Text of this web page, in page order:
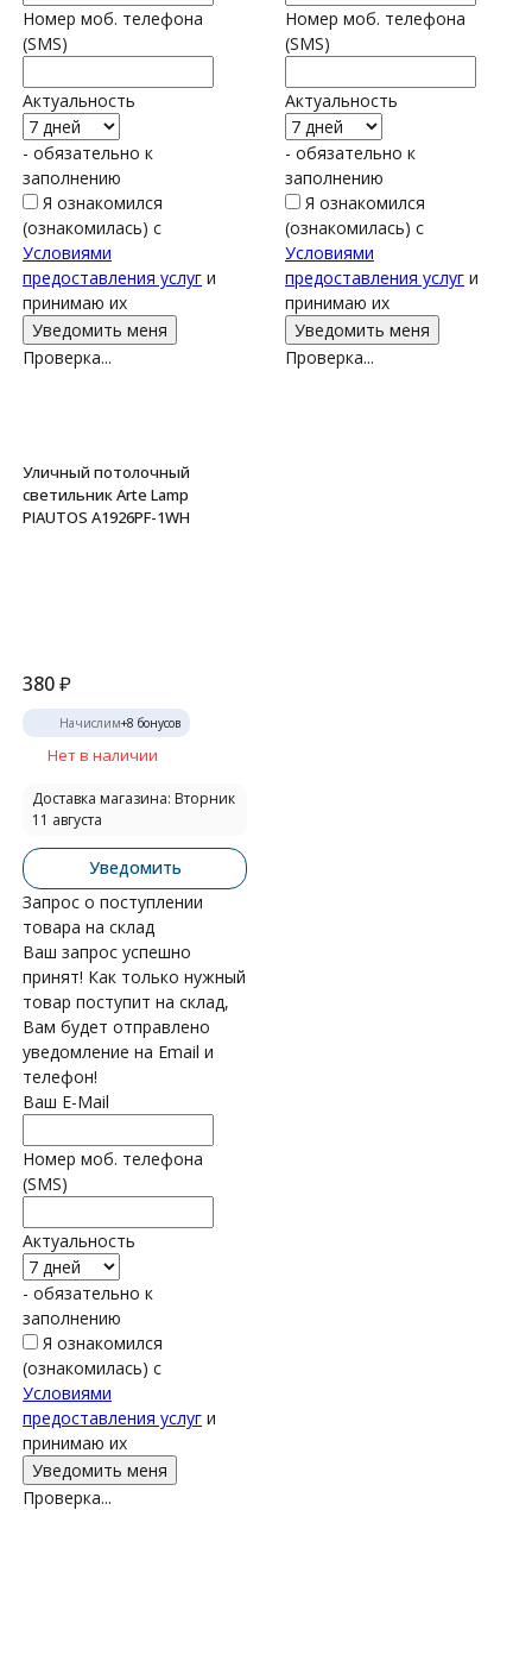
Номер моб. телефона
(SMS)
Актуальность
- обязательно к
заполнению
Я ознакомился
(ознакомилась) с
Условиями
предоставления услуг и
принимаю их
Проверка...
Номер моб. телефона
(SMS)
Актуальность
- обязательно к
заполнению
Я ознакомился
(ознакомилась) с
Условиями
предоставления услуг и
принимаю их
Проверка...
Уличный потолочный
светильник Arte Lamp
PIAUTOS A1926PF-1WH
380₽
Начислим+8 бонусов
Нет в наличии
Доставка магазина: Вторник
11 августа
Уведомить
Запрос о поступлении
товара на склад
Ваш запрос успешно
принят! Как только нужный
товар поступит на склад,
Вам будет отправлено
уведомление на Email и
телефон!
Ваш E-Mail
Номер моб. телефона
(SMS)
Актуальность
- обязательно к
заполнению
Я ознакомился
(ознакомилась) с
Условиями
предоставления услуг и
принимаю их
Проверка...